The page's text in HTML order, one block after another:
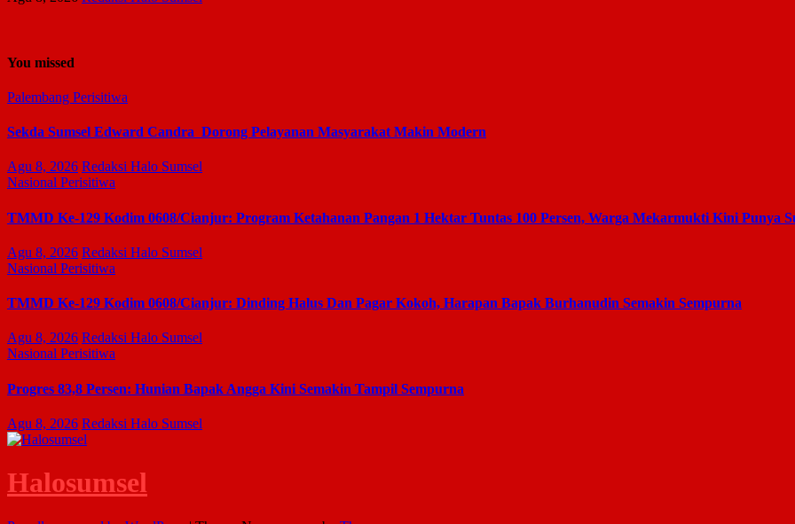
You missed
Palembang Perisitiwa
Sekda Sumsel Edward Candra Dorong Pelayanan Masyarakat Makin Modern
Agu 8, 2026 Redaksi Halo Sumsel
Nasional Perisitiwa
TMMD Ke-129 Kodim 0608/Cianjur: Program Ketahanan Pangan 1 Hektar Tuntas 100 Persen, Warga Mekarmukti Kini Punya
Agu 8, 2026 Redaksi Halo Sumsel
Nasional Perisitiwa
TMMD Ke-129 Kodim 0608/Cianjur: Dinding Halus Dan Pagar Kokoh, Harapan Bapak Burhanudin Semakin Sempurna
Agu 8, 2026 Redaksi Halo Sumsel
Nasional Perisitiwa
Progres 83,8 Persen: Hunian Bapak Angga Kini Semakin Tampil Sempurna
Agu 8, 2026 Redaksi Halo Sumsel
Halosumsel